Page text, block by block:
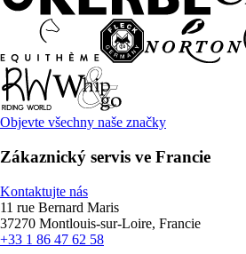
Objevte všechny naše značky
Zákaznický servis ve Francie
Kontaktujte nás
11 rue Bernard Maris
37270 Montlouis-sur-Loire, Francie
+33 1 86 47 62 58